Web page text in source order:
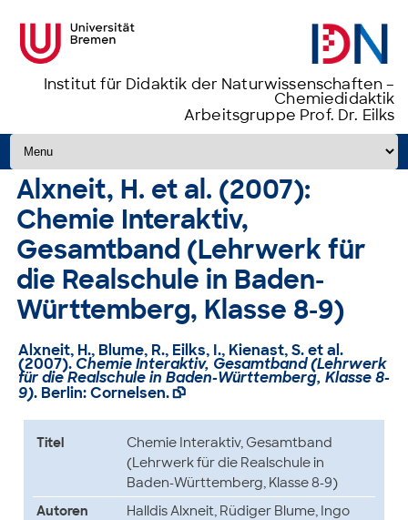
Institut für Didaktik der Naturwissenschaften –
Chemiedidaktik
Arbeitsgruppe Prof. Dr. Eilks
Zum Inhalt springen
Alxneit, H. et al. (2007):
Chemie Interaktiv,
Gesamtband (Lehrwerk für
die Realschule in Baden-
Württemberg, Klasse 8-9)
Alxneit, H., Blume, R., Eilks, I., Kienast, S. et al.
(2007). Chemie Interaktiv, Gesamtband (Lehrwerk
für die Realschule in Baden-Württemberg, Klasse 8-
9). Berlin: Cornelsen. 
Titel
Chemie Interaktiv, Gesamtband
(Lehrwerk für die Realschule in
Baden-Württemberg, Klasse 8-9)
Autoren
Halldis Alxneit, Rüdiger Blume, Ingo